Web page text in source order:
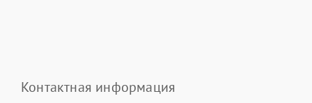
Контактная информация